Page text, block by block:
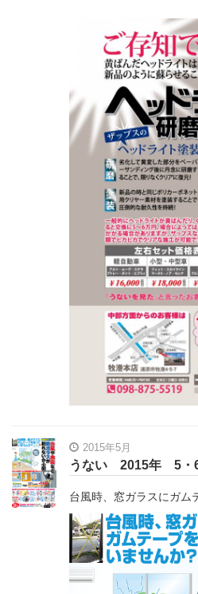
2015年5月
うない 2015年 5・
台風時、窓ガラスにガム